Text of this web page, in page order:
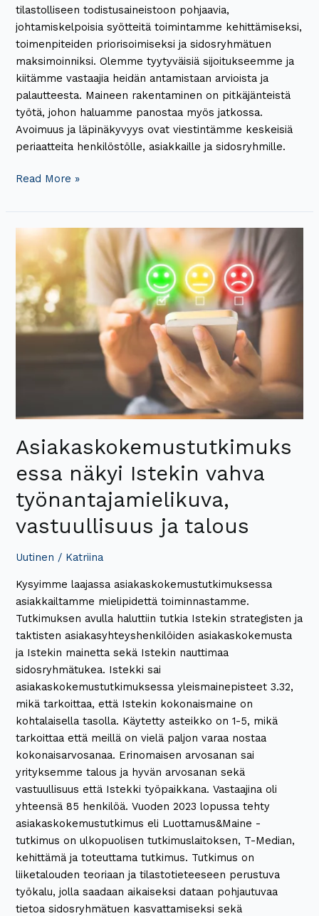
tilastolliseen todistusaineistoon pohjaavia,
johtamiskelpoisia syötteitä toimintamme kehittämiseksi,
toimenpiteiden priorisoimiseksi ja sidosryhmätuen
maksimoinniksi. Olemme tyytyväisiä sijoitukseemme ja
kiitämme vastaajia heidän antamistaan arvioista ja
palautteesta. Maineen rakentaminen on pitkäjänteistä
työtä, johon haluamme panostaa myös jatkossa.
Avoimuus ja läpinäkyvyys ovat viestintämme keskeisiä
periaatteita henkilöstölle, asiakkaille ja sidosryhmille.
Read More »
Asiakaskokemustutkimuks
essa näkyi Istekin vahva
työnantajamielikuva,
vastuullisuus ja talous
Uutinen / Katriina
Kysyimme laajassa asiakaskokemustutkimuksessa
asiakkailtamme mielipidettä toiminnastamme.
Tutkimuksen avulla haluttiin tutkia Istekin strategisten ja
taktisten asiakasyhteyshenkilöiden asiakaskokemusta
ja Istekin mainetta sekä Istekin nauttimaa
sidosryhmätukea. Istekki sai
asiakaskokemustutkimuksessa yleismainepisteet 3.32,
mikä tarkoittaa, että Istekin kokonaismaine on
kohtalaisella tasolla. Käytetty asteikko on 1-5, mikä
tarkoittaa että meillä on vielä paljon varaa nostaa
kokonaisarvosanaa. Erinomaisen arvosanan sai
yrityksemme talous ja hyvän arvosanan sekä
vastuullisuus että Istekki työpaikkana. Vastaajina oli
yhteensä 85 henkilöä. Vuoden 2023 lopussa tehty
asiakaskokemustutkimus eli Luottamus&Maine -
tutkimus on ulkopuolisen tutkimuslaitoksen, T-Median,
kehittämä ja toteuttama tutkimus. Tutkimus on
liiketalouden teoriaan ja tilastotieteeseen perustuva
työkalu, jolla saadaan aikaiseksi dataan pohjautuvaa
tietoa sidosryhmätuen kasvattamiseksi sekä
Asiakaskokemustutkimuksessa
Istekin
vahva
työnantajamielikuva,
vastuullisuus
ja